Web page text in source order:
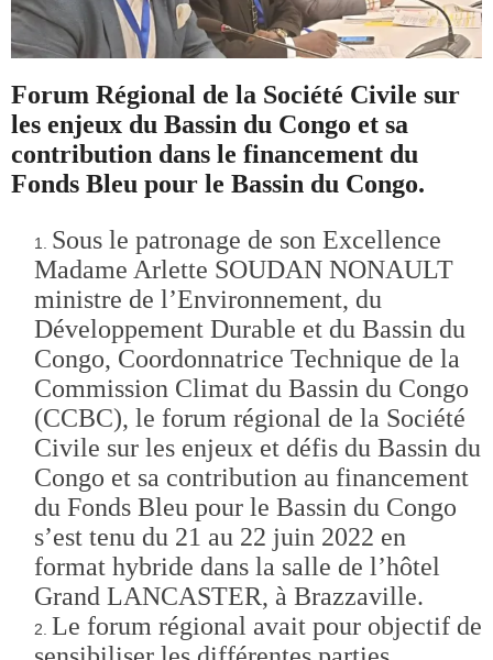
Forum Régional de la Société Civile sur
les enjeux du Bassin du Congo et sa
contribution dans le financement du
Fonds Bleu pour le Bassin du Congo.
Sous le patronage de son Excellence
Madame Arlette SOUDAN NONAULT
ministre de l’Environnement, du
Développement Durable et du Bassin du
Congo, Coordonnatrice Technique de la
Commission Climat du Bassin du Congo
(CCBC), le forum régional de la Société
Civile sur les enjeux et défis du Bassin du
Congo et sa contribution au financement
du Fonds Bleu pour le Bassin du Congo
s’est tenu du 21 au 22 juin 2022 en
format hybride dans la salle de l’hôtel
Grand LANCASTER, à Brazzaville.
Le forum régional avait pour objectif de